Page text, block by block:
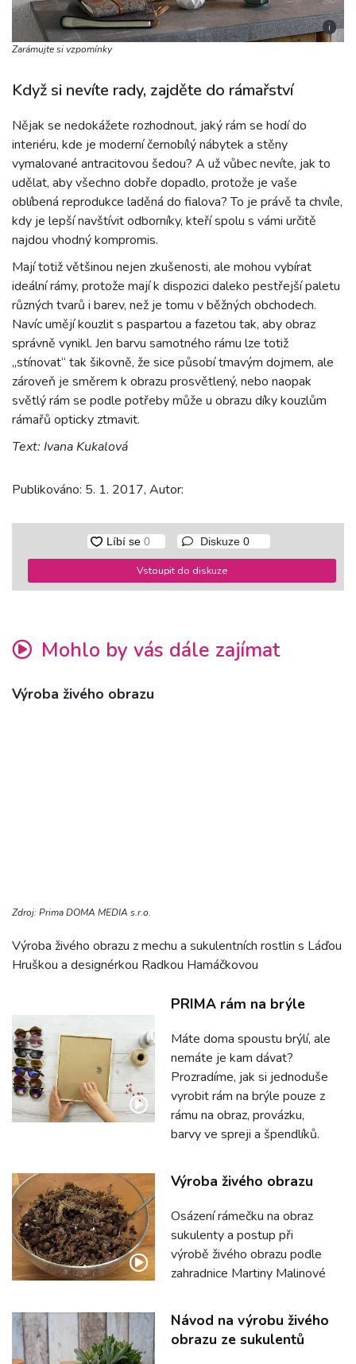
i
Zarámujte si vzpomínky
Když si nevíte rady, zajděte do rámařství
Nějak se nedokážete rozhodnout, jaký rám se hodí do
interiéru, kde je moderní černobílý nábytek a stěny
vymalované antracitovou šedou? A už vůbec nevíte, jak to
udělat, aby všechno dobře dopadlo, protože je vaše
oblíbená reprodukce laděná do fialova? To je právě ta chvíle,
kdy je lepší navštívit odborníky, kteří spolu s vámi určitě
najdou vhodný kompromis.
Mají totiž většinou nejen zkušenosti, ale mohou vybírat
ideální rámy, protože mají k dispozici daleko pestřejší paletu
různých tvarů i barev, než je tomu v běžných obchodech.
Navíc umějí kouzlit s paspartou a fazetou tak, aby obraz
správně vynikl. Jen barvu samotného rámu lze totiž
„stínovat“ tak šikovně, že sice působí tmavým dojmem, ale
zároveň je směrem k obrazu prosvětlený, nebo naopak
světlý rám se podle potřeby může u obrazu díky kouzlům
rámařů opticky ztmavit.
Text: Ivana Kukalová
Publikováno: 5. 1. 2017, Autor:
Diskuze 0
Vstoupit do diskuze
Mohlo by vás dále zajímat
Výroba živého obrazu
Zdroj: Prima DOMA MEDIA s.r.o.
Výroba živého obrazu z mechu a sukulentních rostlin s Láďou
Hruškou a designérkou Radkou Hamáčkovou
PRIMA rám na brýle
Máte doma spoustu brýlí, ale
nemáte je kam dávat?
Prozradíme, jak si jednoduše
vyrobit rám na brýle pouze z
rámu na obraz, provázku,
barvy ve spreji a špendlíků.
Výroba živého obrazu
Osázení rámečku na obraz
sukulenty a postup při
výrobě živého obrazu podle
zahradnice Martiny Malinové
Návod na výrobu živého
obrazu ze sukulentů